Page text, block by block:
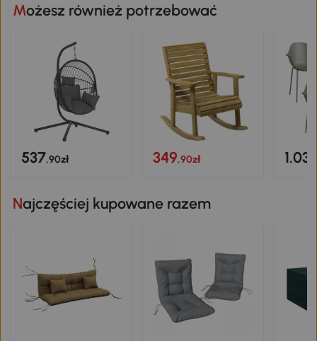
Możesz również potrzebować
537,90zł 349,90zł 1.031
Najczęściej kupowane razem